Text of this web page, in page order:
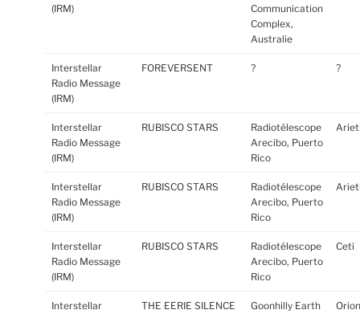
(IRM)
Communication
Complex,
Australie
Interstellar
Radio Message
(IRM)
FOREVERSENT ? ?
Interstellar
Radio Message
(IRM)
RUBISCO STARS
Radiotélescope
Arecibo, Puerto
Rico
Interstellar
Radio Message
(IRM)
RUBISCO STARS
Radiotélescope
Arecibo, Puerto
Rico
Interstellar
Radio Message
(IRM)
RUBISCO STARS
Radiotélescope
Arecibo, Puerto
Rico
Ceti
Interstellar
THE EERIE SILENCE
Goonhilly Earth
Orion